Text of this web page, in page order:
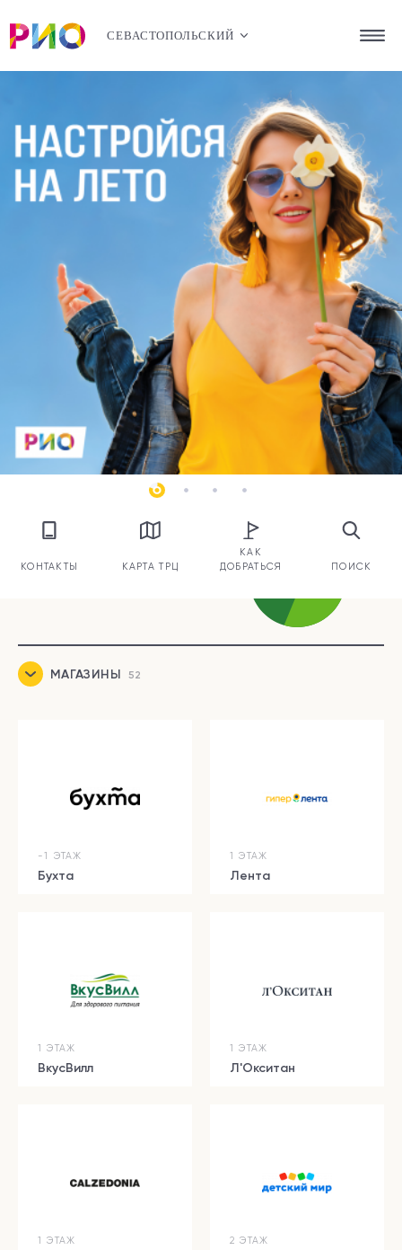
СЕВАСТОПОЛЬСКИЙ
КОНТАКТЫ КАРТА ТРЦ
КАК
ДОБРАТЬСЯ
ПОИСК
МАГАЗИНЫ 52
РАЗВЛЕЧЕНИЯ
-1 ЭТАЖ
Бухта
1 ЭТАЖ
Лента
1 ЭТАЖ
ВкусВилл
1 ЭТАЖ
Л'Окситан
1 ЭТАЖ 2 ЭТАЖ